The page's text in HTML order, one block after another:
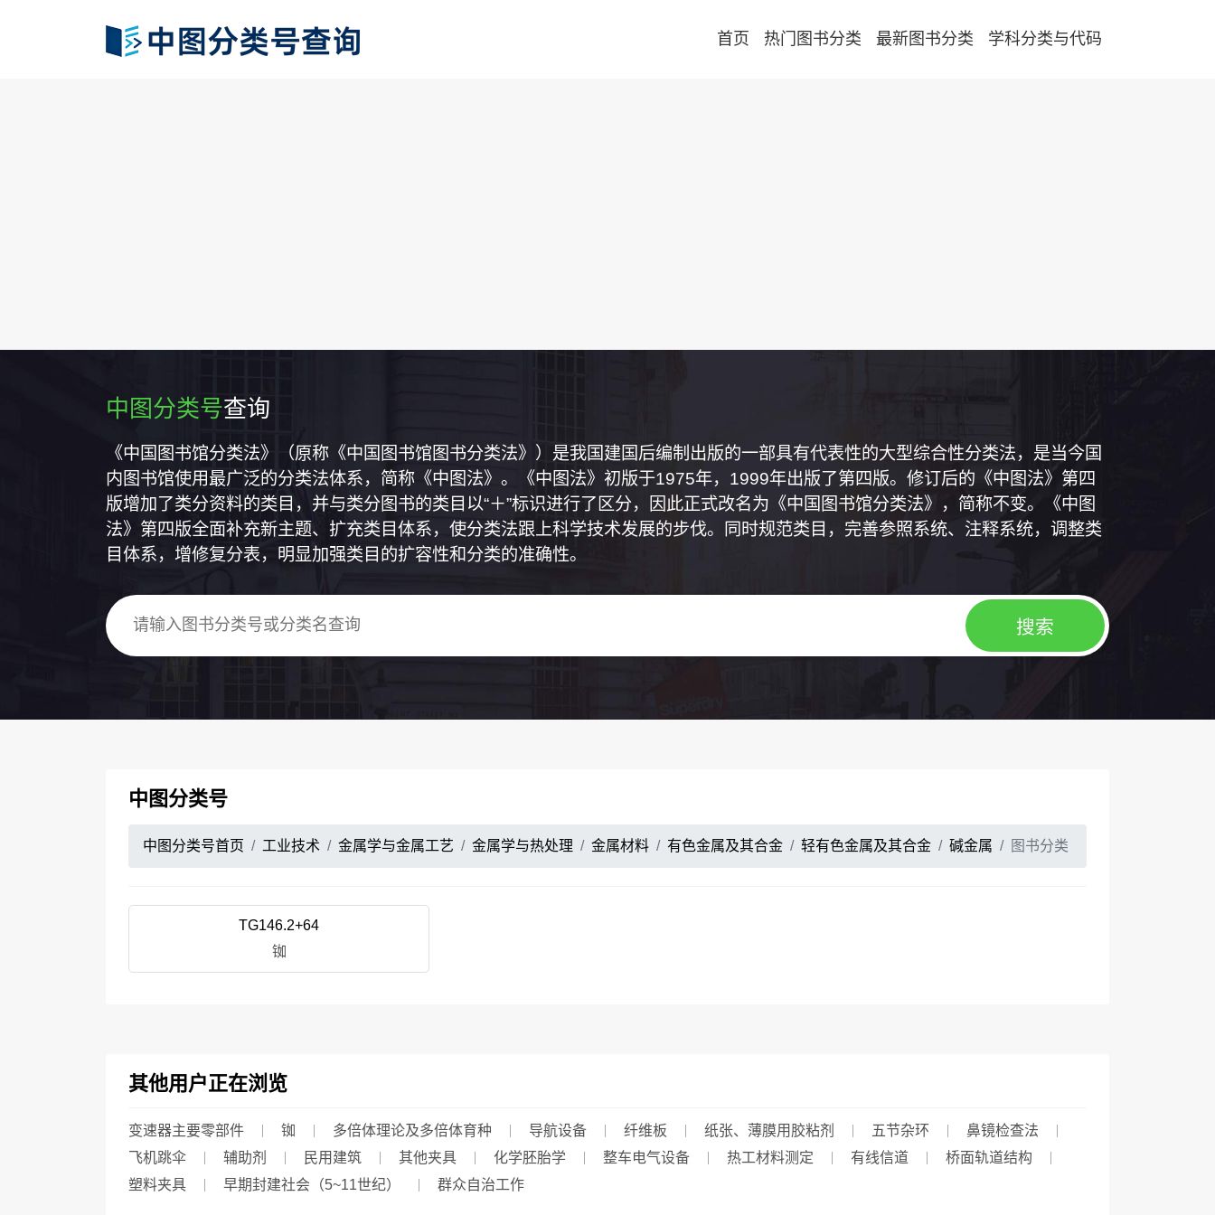
首页 热门图书分类 最新图书分类 学科分类与代码
中图分类号查询
《中国图书馆分类法》（原称《中国图书馆图书分类法》）是我国建国后编制出版的一部具有代表性的大型综合性分类法，是当今国
内图书馆使用最广泛的分类法体系，简称《中图法》。《中图法》初版于1975年，1999年出版了第四版。修订后的《中图法》第四
版增加了类分资料的类目，并与类分图书的类目以“＋”标识进行了区分，因此正式改名为《中国图书馆分类法》，简称不变。《中图
法》第四版全面补充新主题、扩充类目体系，使分类法跟上科学技术发展的步伐。同时规范类目，完善参照系统、注释系统，调整类
目体系，增修复分表，明显加强类目的扩容性和分类的准确性。
中图分类号
中图分类号首页 工业技术 金属学与金属工艺 金属学与热处理 金属材料 有色金属及其合金 轻有色金属及其合金 碱金属 图书分类
TG146.2+64
铷
其他用户正在浏览
变速器主要零部件 铷 多倍体理论及多倍体育种 导航设备 纤维板 纸张、薄膜用胶粘剂 五节杂环
鼻镜检查法
飞机跳伞
辅助剂 民用建筑 其他夹具 化学胚胎学 整车电气设备 热工材料测定 有线信道
桥面轨道结构
塑料夹具
早期封建社会（5~11世纪） 群众自治工作